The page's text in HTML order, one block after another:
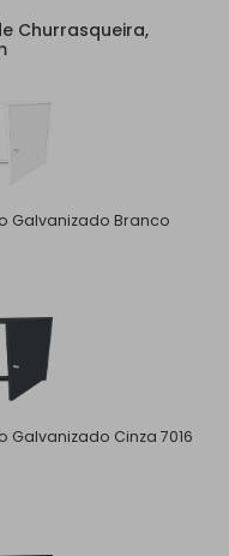
Churrasqueira,
Galvanizado Branco
Galvanizado Cinza 7016